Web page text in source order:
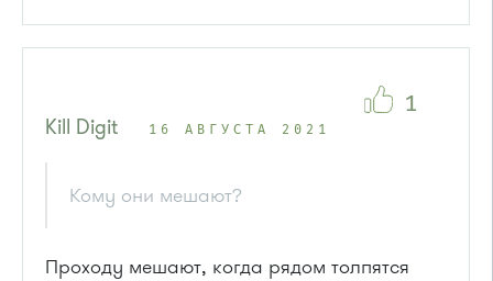
Kill Digit 16 АВГУСТА 2021
Кому они мешают?
Проходу мешают, когда рядом толпятся
1